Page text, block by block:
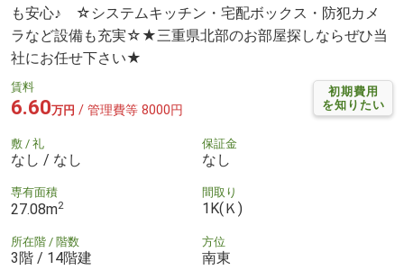
も安心♪ ☆システムキッチン・宅配ボックス・防犯カメ
ラなど設備も充実☆★三重県北部のお部屋探しならぜひ当
社にお任せ下さい★
初期費用
を知りたい
賃料
6.60万円 / 管理費等 8000円
敷 / 礼
なし / なし
保証金
なし
専有面積
27.08m2
間取り
1K(Ｋ)
所在階 / 階数
3階 / 14階建
方位
南東